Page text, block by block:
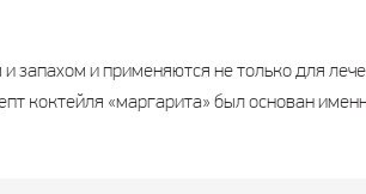
и применяются не только для
коктейля «маргарита» был основан